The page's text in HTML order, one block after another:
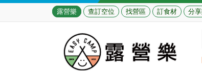
露營樂 查訂空位 找營區 訂食材 分